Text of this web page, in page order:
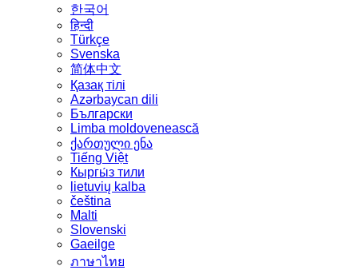
한국어
हिन्दी
Türkçe
Svenska
简体中文
Қазақ тілі
Azərbaycan dili
Български
Limba moldovenească
ქართული ენა
Tiếng Việt
Кыргы́з тили
lietuvių kalba
čeština
Malti
Slovenski
Gaeilge
ภาษาไทย